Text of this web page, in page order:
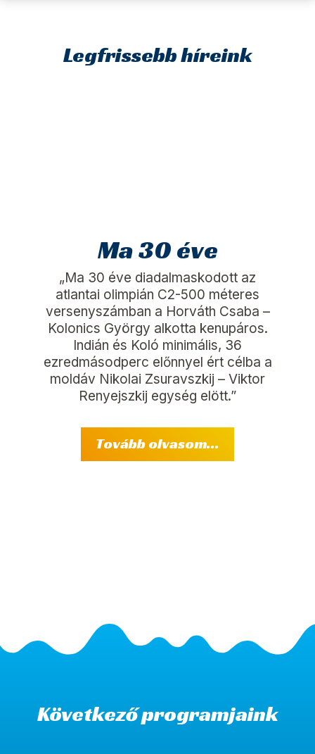
Legfrissebb híreink
Ma 30 éve
„Ma 30 éve diadalmaskodott az
atlantai olimpián C2-500 méteres
versenyszámban a Horváth Csaba –
Kolonics György alkotta kenupáros.
Indián és Koló minimális, 36
ezredmásodperc előnnyel ért célba a
moldáv Nikolai Zsuravszkij – Viktor
Renyejszkij egység elött.”
Tovább olvasom...
Következő programjaink